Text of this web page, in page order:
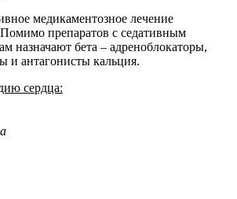
медикаментозное лечение
препаратов с седативным
назначают бета – адреноблокаторы,
и антагонисты кальция.
сердца: